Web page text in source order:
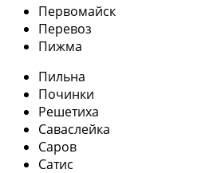
Первомайск
Перевоз
Пижма
Пильна
Починки
Решетиха
Саваслейка
Саров
Сатис